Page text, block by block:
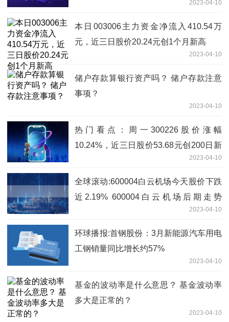
2023-04-10
本日003006主力资金净流入410.54万
元，近三日股价20.24元创1个月新高
2023-04-10
储户存款算银行资产吗？ 储户存款注意
事项？
2023-04-10
热门看点：周一300226股价涨幅
10.24%，近三日股价53.68元创200日新
2023-04-10
全球滚动:600004白云机场今天股价下跌
近2.19% 600004白云机场后期走势
2023-04-10
环球播报:首钢股份：3月新能源汽车用电
工钢销量同比增长约57%
2023-04-10
基金的波动率是什么意思？ 基金波动率
多大是正常的？
2023-04-10